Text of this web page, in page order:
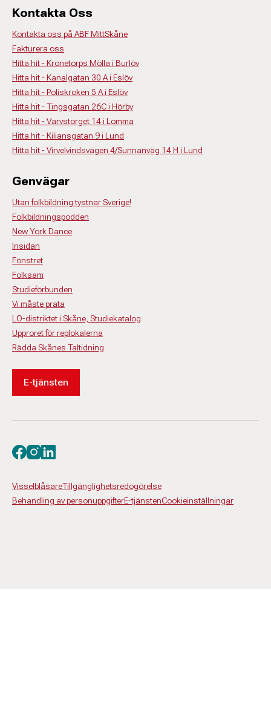
Kontakta Oss
Kontakta oss på ABF MittSkåne
Fakturera oss
Hitta hit - Kronetorps Mölla i Burlöv
Hitta hit - Kanalgatan 30 A i Eslöv
Hitta hit - Poliskroken 5 A i Eslöv
Hitta hit - Tingsgatan 26C i Hörby
Hitta hit - Varvstorget 14 i Lomma
Hitta hit - Kiliansgatan 9 i Lund
Hitta hit - Virvelvindsvägen 4/Sunnanväg 14 H i Lund
Genvägar
Utan folkbildning tystnar Sverige!
Folkbildningspodden
New York Dance
Insidan
Fönstret
Folksam
Studieförbunden
Vi måste prata
LO-distriktet i Skåne, Studiekatalog
Upproret för replokalerna
Rädda Skånes Taltidning
E-tjänsten
VisselblåsareTillgänglighetsredogörelse
Behandling av personuppgifterE-tjänstenCookieinställningar
Besök oss på facebook
Besök oss på instagram
Besök oss på linkedin